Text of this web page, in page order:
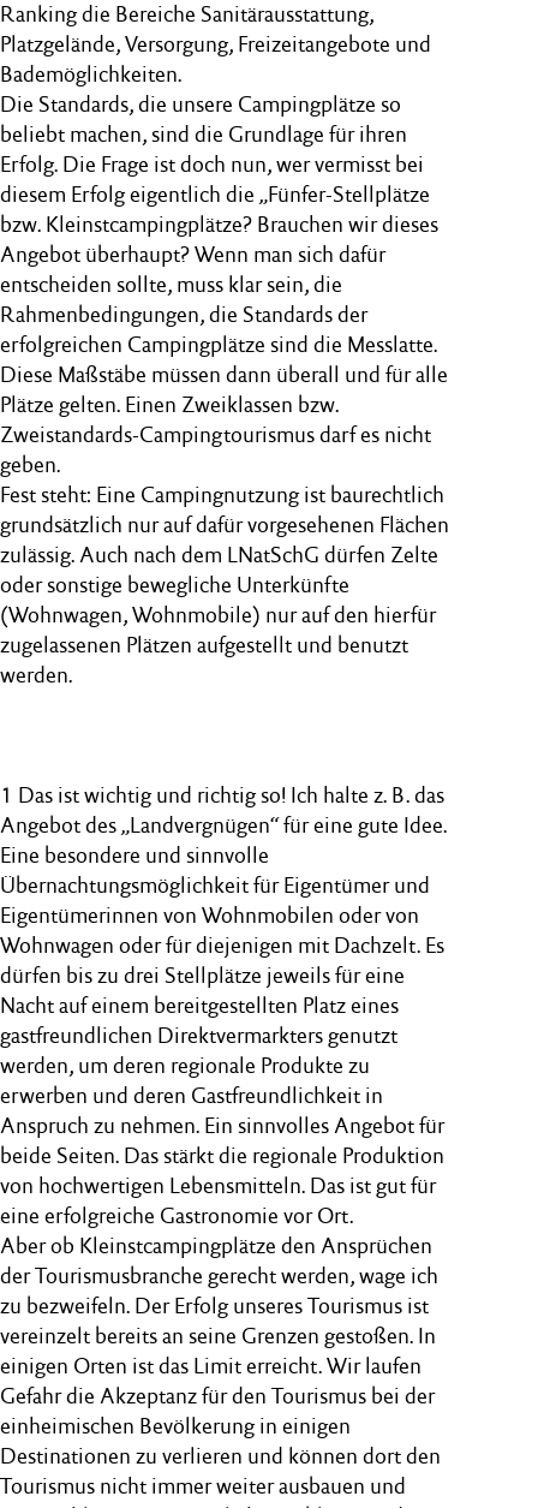
Ranking die Bereiche Sanitärausstattung,
Platzgelände, Versorgung, Freizeitangebote und
Bademöglichkeiten.
Die Standards, die unsere Campingplätze so
beliebt machen, sind die Grundlage für ihren
Erfolg. Die Frage ist doch nun, wer vermisst bei
diesem Erfolg eigentlich die „Fünfer-Stellplätze
bzw. Kleinstcampingplätze? Brauchen wir dieses
Angebot überhaupt? Wenn man sich dafür
entscheiden sollte, muss klar sein, die
Rahmenbedingungen, die Standards der
erfolgreichen Campingplätze sind die Messlatte.
Diese Maßstäbe müssen dann überall und für alle
Plätze gelten. Einen Zweiklassen bzw.
Zweistandards-Campingtourismus darf es nicht
geben.
Fest steht: Eine Campingnutzung ist baurechtlich
grundsätzlich nur auf dafür vorgesehenen Flächen
zulässig. Auch nach dem LNatSchG dürfen Zelte
oder sonstige bewegliche Unterkünfte
(Wohnwagen, Wohnmobile) nur auf den hierfür
zugelassenen Plätzen aufgestellt und benutzt
werden.
1 Das ist wichtig und richtig so! Ich halte z. B. das
Angebot des „Landvergnügen“ für eine gute Idee.
Eine besondere und sinnvolle
Übernachtungsmöglichkeit für Eigentümer und
Eigentümerinnen von Wohnmobilen oder von
Wohnwagen oder für diejenigen mit Dachzelt. Es
dürfen bis zu drei Stellplätze jeweils für eine
Nacht auf einem bereitgestellten Platz eines
gastfreundlichen Direktvermarkters genutzt
werden, um deren regionale Produkte zu
erwerben und deren Gastfreundlichkeit in
Anspruch zu nehmen. Ein sinnvolles Angebot für
beide Seiten. Das stärkt die regionale Produktion
von hochwertigen Lebensmitteln. Das ist gut für
eine erfolgreiche Gastronomie vor Ort.
Aber ob Kleinstcampingplätze den Ansprüchen
der Tourismusbranche gerecht werden, wage ich
zu bezweifeln. Der Erfolg unseres Tourismus ist
vereinzelt bereits an seine Grenzen gestoßen. In
einigen Orten ist das Limit erreicht. Wir laufen
Gefahr die Akzeptanz für den Tourismus bei der
einheimischen Bevölkerung in einigen
Destinationen zu verlieren und können dort den
Tourismus nicht immer weiter ausbauen und